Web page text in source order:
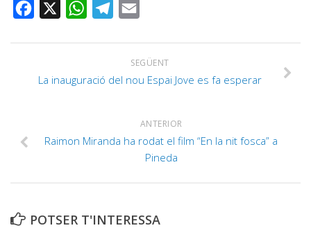
FACEBOOK WHATSAPPTELEGRAM
SEGÜENT
La inauguració del nou Espai Jove es fa esperar
ANTERIOR
Raimon Miranda ha rodat el film “En la nit fosca” a
Pineda
POTSER T'INTERESSA